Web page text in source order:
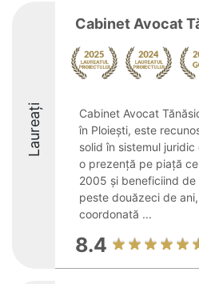
Laureați
Cabinet Avocat
Cabinet Avocat
în Ploiești, este
solid în sistemul juridic
o prezență pe piață
2005 și beneficiind
peste douăzeci de
coordonată ...
8.4